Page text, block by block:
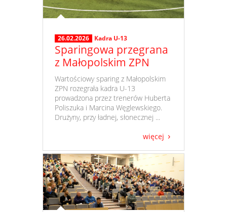
26.02.2026 Kadra U-13
Sparingowa przegrana
z Małopolskim ZPN
​ Wartościowy sparing z Małopolskim
ZPN rozegrała kadra U-13
prowadzona przez trenerów Huberta
Poliszuka i Marcina Węglewskiego.
Drużyny, przy ładnej, słonecznej ...
więcej